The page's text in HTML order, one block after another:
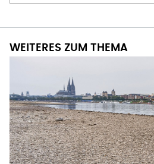
WEITERES ZUM THEMA